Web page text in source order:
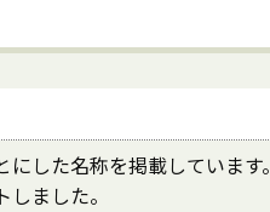
した名称を掲載しています。
ました。